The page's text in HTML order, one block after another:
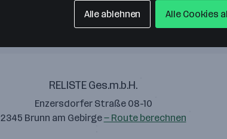
RELISTE Ges.m.b.H.
Enzersdorfer Straße 08-10
2345 Brunn am Gebirge— Route berechnen
Alle ablehnen Alle Cookies